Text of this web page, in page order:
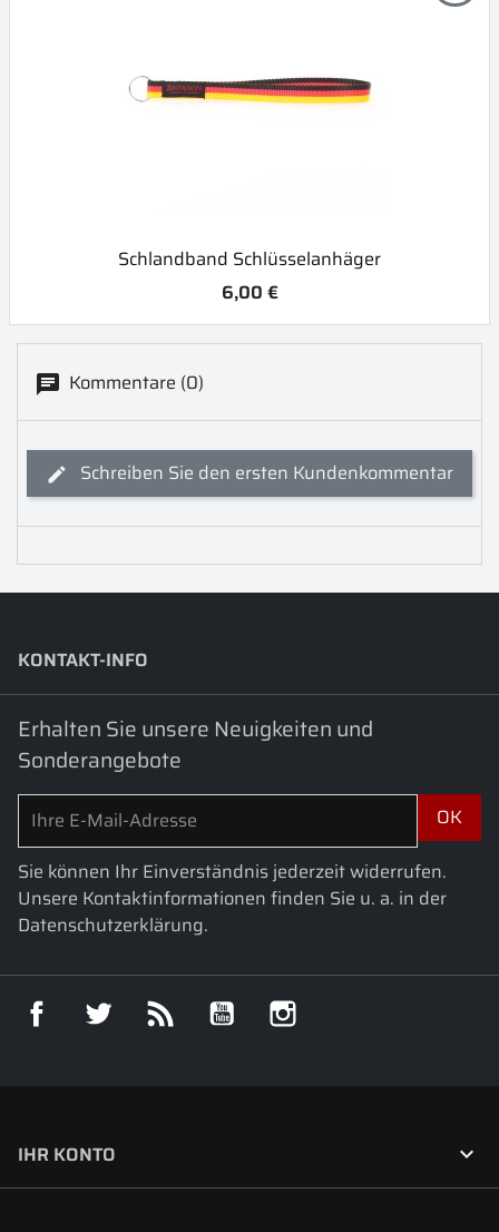
Schlandband Schlüsselanhäger
6,00 €
Kommentare (0)
Schreiben Sie den ersten Kundenkommentar
KONTAKT-INFO
Erhalten Sie unsere Neuigkeiten und
Sonderangebote
Sie können Ihr Einverständnis jederzeit widerrufen.
Unsere Kontaktinformationen finden Sie u. a. in der
Datenschutzerklärung.
Facebook Twitter RSS YouTube
IHR KONTO 